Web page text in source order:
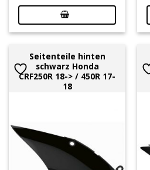
Seitenteile hinten
schwarz Honda
CRF250R 18-> / 450R 17-
18